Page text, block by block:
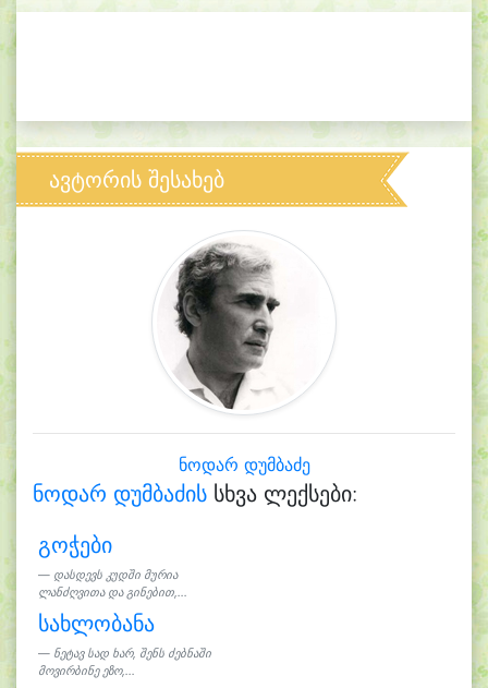
ავტორის შესახებ
ნოდარ დუმბაძე
ნოდარ დუმბაძის სხვა ლექსები:
გოჭები
დასდევს კუდში მურია
ლანძღვითა და გინებით,...
სახლობანა
ნეტავ სად ხარ, შენს ძებნაში
მოვირბინე ეზო,...